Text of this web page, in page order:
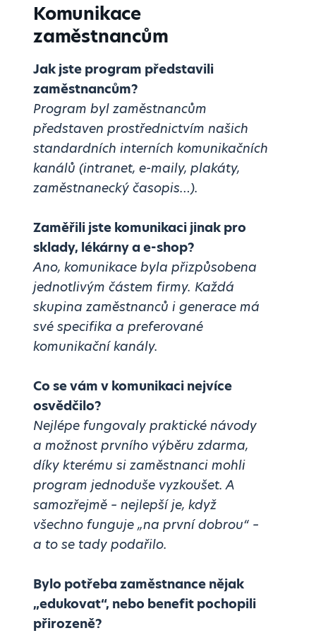
Komunikace
zaměstnancům
Jak jste program představili
zaměstnancům?
Program byl zaměstnancům
představen prostřednictvím našich
standardních interních komunikačních
kanálů (intranet, e-maily, plakáty,
zaměstnanecký časopis…).
Zaměřili jste komunikaci jinak pro
sklady, lékárny a e-shop?
Ano, komunikace byla přizpůsobena
jednotlivým částem firmy. Každá
skupina zaměstnanců i generace má
své specifika a preferované
komunikační kanály.
Co se vám v komunikaci nejvíce
osvědčilo?
Nejlépe fungovaly praktické návody
a možnost prvního výběru zdarma,
díky kterému si zaměstnanci mohli
program jednoduše vyzkoušet. A
samozřejmě – nejlepší je, když
všechno funguje „na první dobrou“ –
a to se tady podařilo.
Bylo potřeba zaměstnance nějak
„edukovat“, nebo benefit pochopili
přirozeně?